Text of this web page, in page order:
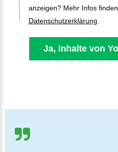
anzeigen? Mehr Infos
Datenschutzerklärung